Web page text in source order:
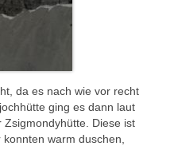
da es nach wie vor recht
ging es dann laut
Zsigmondyhütte. Diese ist
warm duschen,